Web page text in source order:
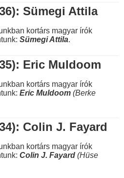
Sümegi Attila
kortárs magyar írók
Sümegi Attila.
Eric Muldoom
kortárs magyar írók
Eric Muldoom (Berke
Colin J. Fayard
kortárs magyar írók
Colin J. Fayard (Hüse